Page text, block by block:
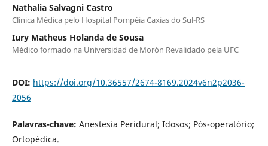
Nathalia Salvagni Castro
Clínica Médica pelo Hospital Pompéia Caxias do Sul-RS
Iury Matheus Holanda de Sousa
Médico formado na Universidad de Morón Revalidado pela UFC
DOI: https://doi.org/10.36557/2674-8169.2024v6n2p2036-
2056
Palavras-chave: Anestesia Peridural; Idosos; Pós-operatório;
Ortopédica.